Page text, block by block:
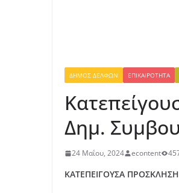
ΔΉΜΟΣ ΔΕΛΦΏΝ ΕΠΙΚΑΙΡΌΤΗΤΑ
Δημ.
24 Μαΐου, 2024 econtent
ΚΑΤΕΠΕΙΓΟΥΣΑ ΠΡΟΣΚΛΗΣΗ